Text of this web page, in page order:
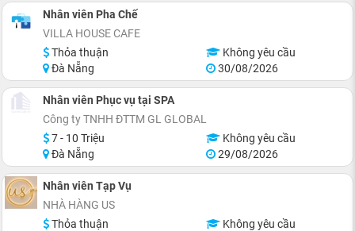
Nhân viên Pha Chế
VILLA HOUSE CAFE
Thỏa thuận
Không yêu cầu
Đà Nẵng
30/08/2026
Nhân viên Phục vụ tại SPA
Công ty TNHH ĐTTM GL GLOBAL
7 - 10 Triệu
Không yêu cầu
Đà Nẵng
29/08/2026
Nhân viên Tạp Vụ
NHÀ HÀNG US
Thỏa thuận
Không yêu cầu